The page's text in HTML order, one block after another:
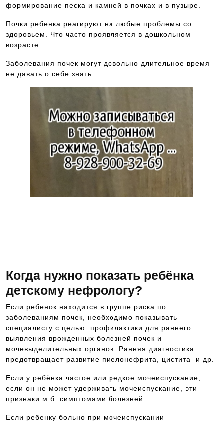
формирование песка и камней в почках и в пузыре.
Почки ребенка реагируют на любые проблемы со
здоровьем. Что часто проявляется в дошкольном
возрасте.
Заболевания почек могут довольно длительное время
не давать о себе знать.
Когда нужно показать ребёнка
детскому нефрологу?
Если ребенок находится в группе риска по
заболеваниям почек, необходимо показывать
специалисту с целью профилактики для раннего
выявления врожденных болезней почек и
мочевыделительных органов. Ранняя диагностика
предотвращает развитие пиелонефрита, цистита и др.
Если у ребёнка частое или редкое мочеиспускание,
если он не может удерживать мочеиспускание, эти
признаки м.б. симптомами болезней.
Если ребенку больно при мочеиспускании